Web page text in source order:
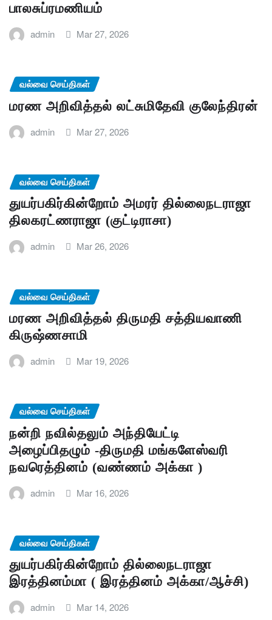
பாலசுப்ரமணியம்
admin Mar 27, 2026
வல்வை செய்திகள்
மரண அறிவித்தல் லட்சுமிதேவி குலேந்திரன்
admin Mar 27, 2026
வல்வை செய்திகள்
துயர்பகிர்கின்றோம் அமரர் தில்லைநடராஜா
திலகரட்ணராஜா (குட்டிராசா)
admin Mar 26, 2026
வல்வை செய்திகள்
மரண அறிவித்தல் திருமதி சத்தியவாணி
கிருஷ்ணசாமி
admin Mar 19, 2026
வல்வை செய்திகள்
நன்றி நவில்தலும் அந்தியேட்டி
அழைப்பிதழும் -திருமதி மங்களேஸ்வரி
நவரெத்தினம் (வண்ணம் அக்கா )
admin Mar 16, 2026
வல்வை செய்திகள்
துயர்பகிர்கின்றோம் தில்லைநடராஜா
இரத்தினம்மா ( இரத்தினம் அக்கா/ஆச்சி)
admin Mar 14, 2026